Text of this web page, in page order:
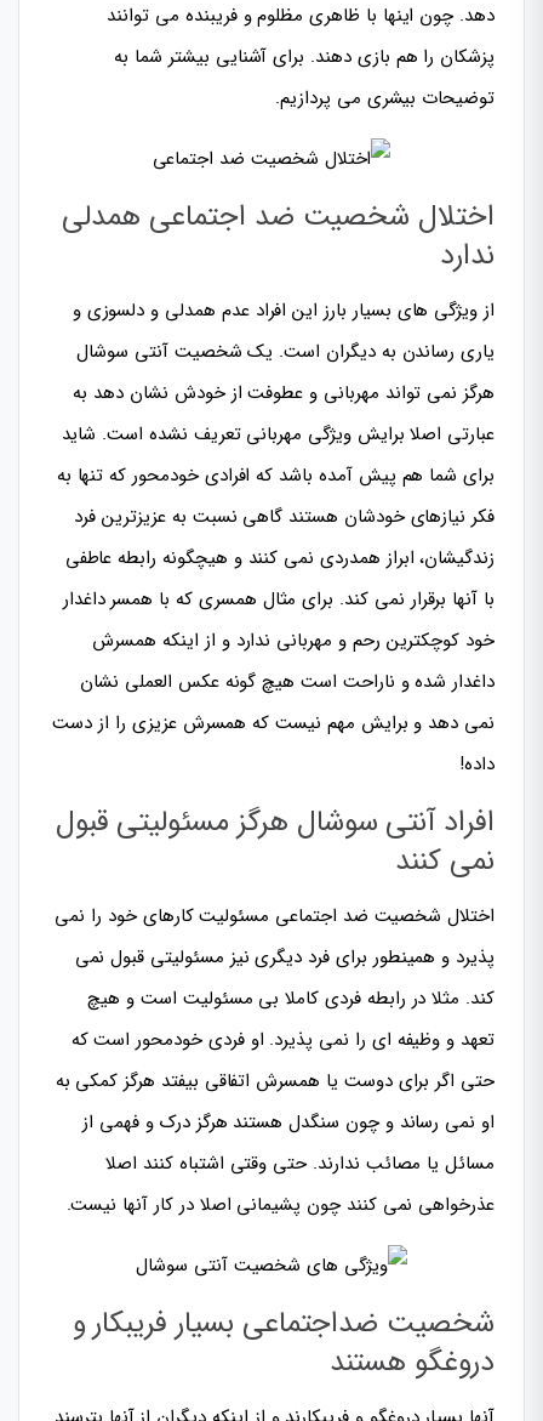
دهد. چون اینها با ظاهری مظلوم و فریبنده می توانند
پزشکان را هم بازی دهند. برای آشنایی بیشتر شما به
توضیحات بیشری می پردازیم.
اختلال شخصیت ضد اجتماعی همدلی
ندارد
از ویژگی های بسیار بارز این افراد عدم همدلی و دلسوزی و
یاری رساندن به دیگران است. یک شخصیت آنتی سوشال
هرگز نمی تواند مهربانی و عطوفت از خودش نشان دهد به
عبارتی اصلا برایش ویژگی مهربانی تعریف نشده است. شاید
برای شما هم پیش آمده باشد که افرادی خودمحور که تنها به
فکر نیازهای خودشان هستند گاهی نسبت به عزیزترین فرد
زندگیشان، ابراز همدردی نمی کنند و هیچگونه رابطه عاطفی
با آنها برقرار نمی کند. برای مثال همسری که با همسر داغدار
خود کوچکترین رحم و مهربانی ندارد و از اینکه همسرش
داغدار شده و ناراحت است هیچ گونه عکس العملی نشان
نمی دهد و برایش مهم نیست که همسرش عزیزی را از دست
داده!
افراد آنتی سوشال هرگز مسئولیتی قبول
نمی کنند
اختلال شخصیت ضد اجتماعی مسئولیت کارهای خود را نمی
پذیرد و همینطور برای فرد دیگری نیز مسئولیتی قبول نمی
کند. مثلا در رابطه فردی کاملا بی مسئولیت است و هیچ
تعهد و وظیفه ای را نمی پذیرد. او فردی خودمحور است که
حتی اگر برای دوست یا همسرش اتفاقی بیفتد هرگز کمکی به
او نمی رساند و چون سنگدل هستند هرگز درک و فهمی از
مسائل یا مصائب ندارند. حتی وقتی اشتباه کنند اصلا
عذرخواهی نمی کنند چون پشیمانی اصلا در کار آنها نیست.
شخصیت ضداجتماعی بسیار فریبکار و
دروغگو هستند